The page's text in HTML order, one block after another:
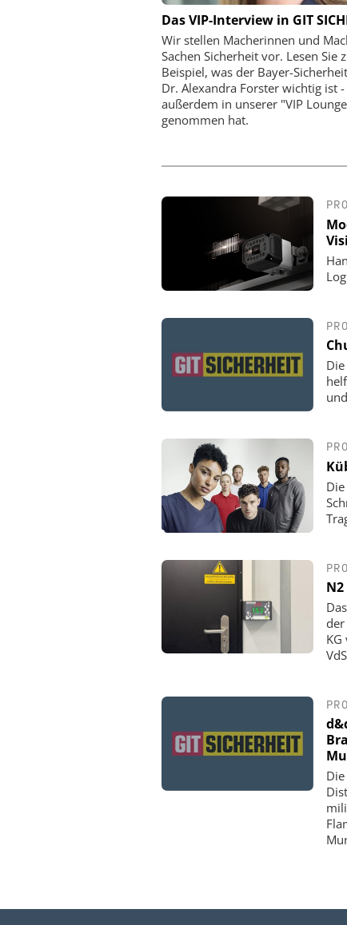
Das VIP-Interview in GIT
Wir stellen Macherinnen und
Sachen Sicherheit vor. Lesen Sie
Beispiel, was der Bayer-
Dr. Alexandra Forster wichtig ist
außerdem in unserer "VIP
genommen hat.
HANWHA VISION
KI-Videoüberwachung
Wie Hanwha Vision
Effizienz und
definiert